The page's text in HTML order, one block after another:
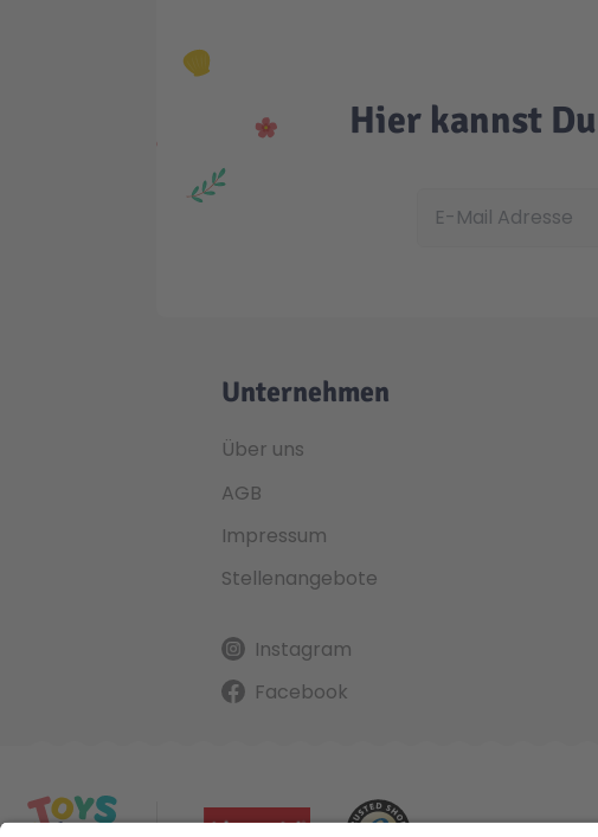
Hier kannst
Unternehmen
Über uns
AGB
Impressum
Stellenangebote
Instagram
Facebook